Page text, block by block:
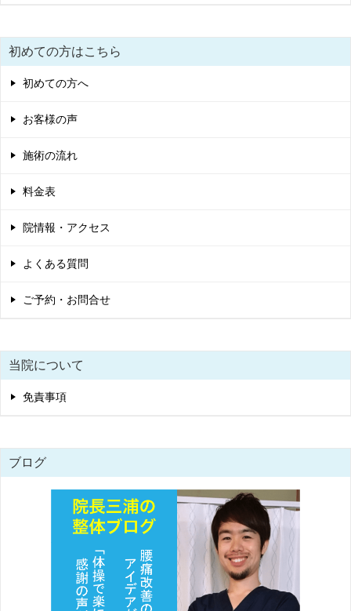
初めての方はこちら
初めての方へ
お客様の声
施術の流れ
料金表
院情報・アクセス
よくある質問
ご予約・お問合せ
当院について
免責事項
ブログ